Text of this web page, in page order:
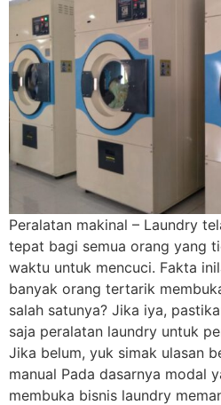
Peralatan makinal – Laundry
tepat bagi semua orang yang
waktu untuk mencuci. Fakta
banyak orang tertarik
salah satunya? Jika iya,
saja peralatan laundry untuk
Jika belum, yuk simak ulasan
manual Pada dasarnya modal
membuka bisnis laundry